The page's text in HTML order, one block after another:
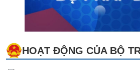
HOẠT ĐỘNG CỦA BỘ